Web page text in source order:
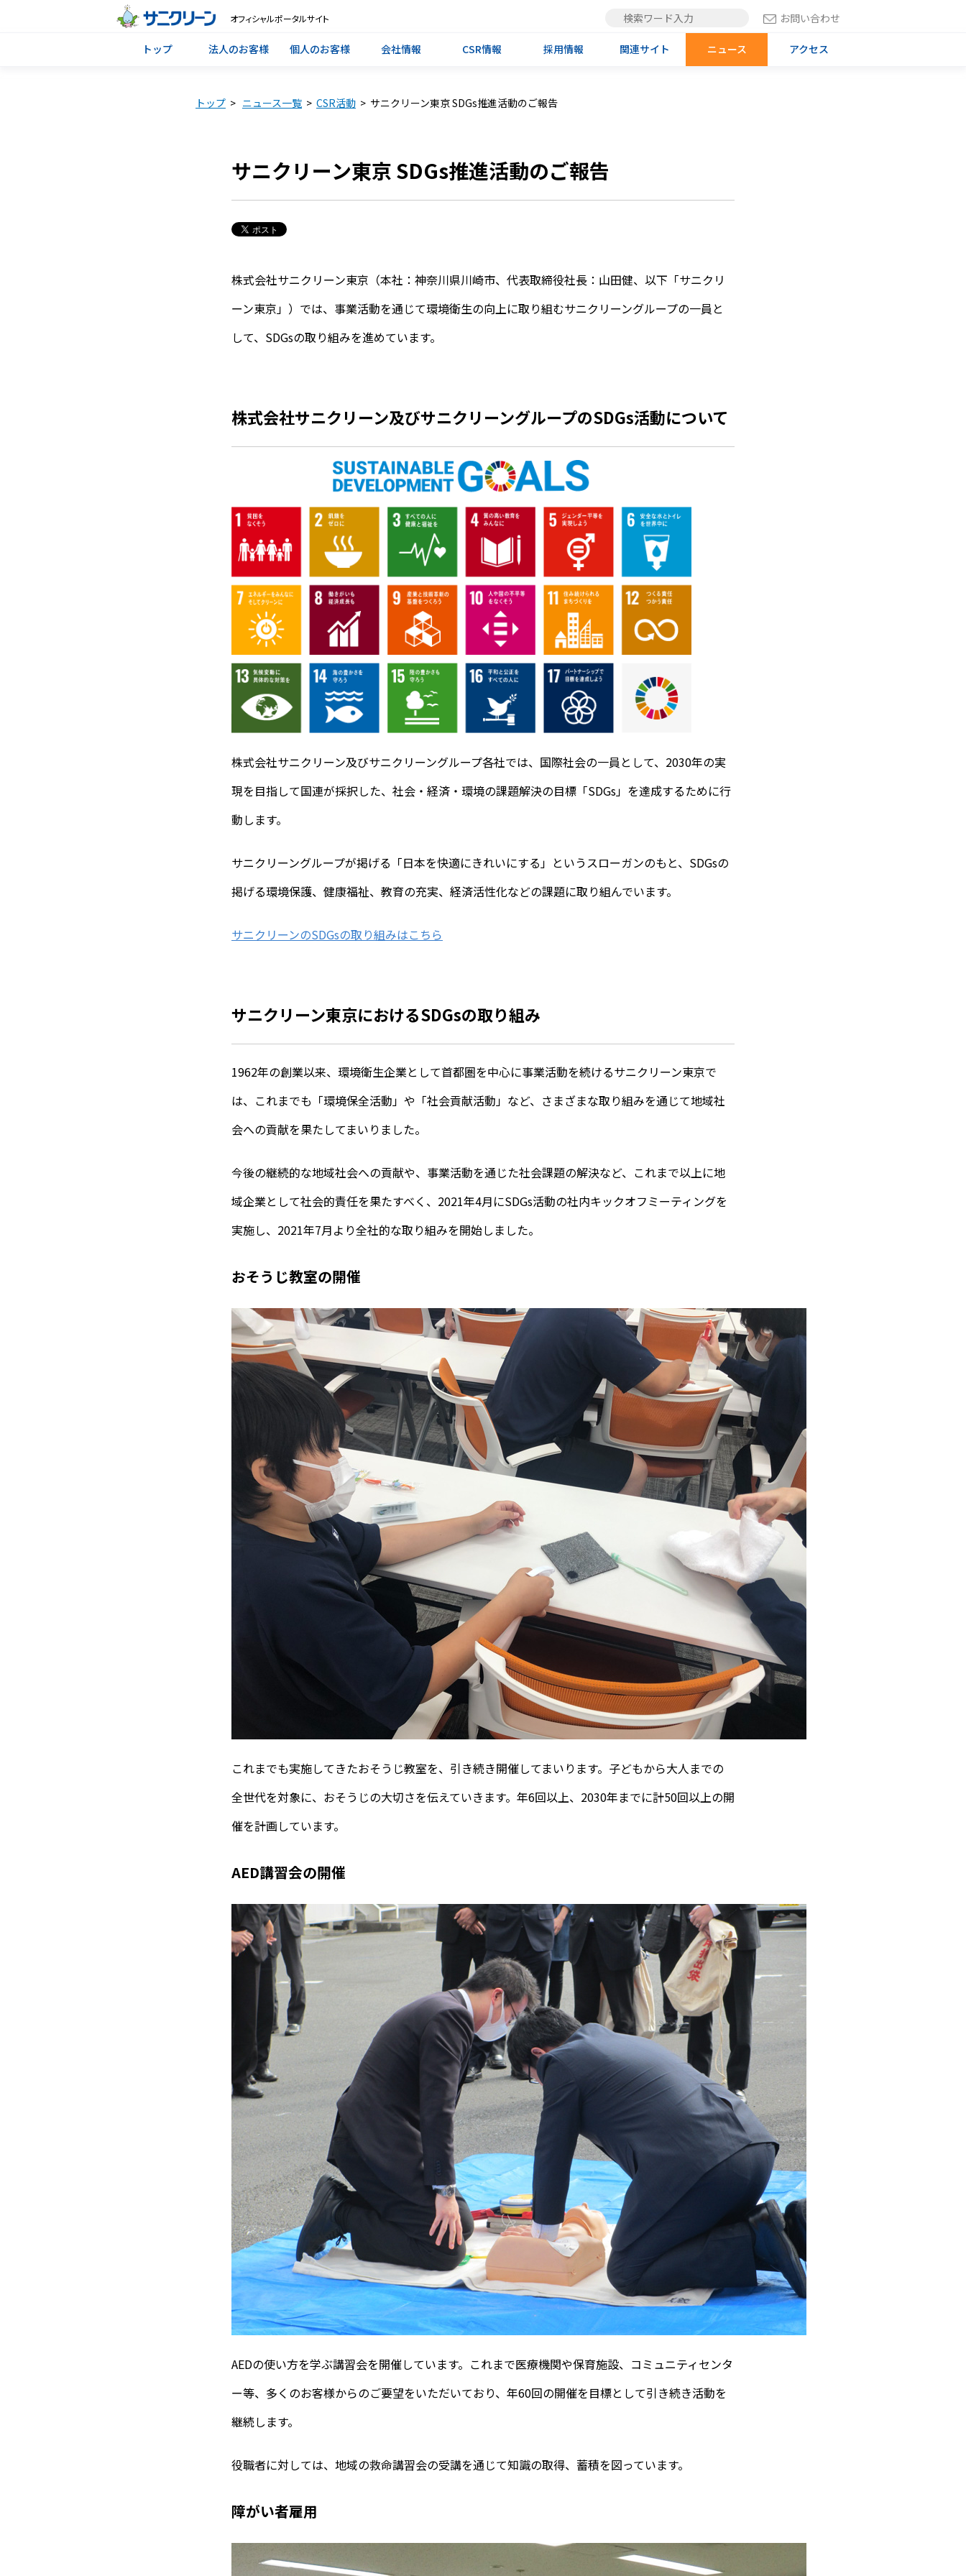
オフィシャルポータルサイト お問い合わせ
トップ 法人のお客様 個人のお客様 会社情報 CSR情報 採用情報 関連サイト ニュース アクセス
トップ > ニュース一覧 > CSR活動 > サニクリーン東京 SDGs推進活動のご報告
サニクリーン東京 SDGs推進活動のご報告
株式会社サニクリーン東京（本社：神奈川県川崎市、代表取締役社長：山田健、以下「サニクリ
ーン東京」）では、事業活動を通じて環境衛生の向上に取り組むサニクリーングループの一員と
して、SDGsの取り組みを進めています。
株式会社サニクリーン及びサニクリーングループのSDGs活動について
株式会社サニクリーン及びサニクリーングループ各社では、国際社会の一員として、2030年の実
現を目指して国連が採択した、社会・経済・環境の課題解決の目標「SDGs」を達成するために行
動します。
サニクリーングループが掲げる「日本を快適にきれいにする」というスローガンのもと、SDGsの
掲げる環境保護、健康福祉、教育の充実、経済活性化などの課題に取り組んでいます。
サニクリーンのSDGsの取り組みはこちら
サニクリーン東京におけるSDGsの取り組み
1962年の創業以来、環境衛生企業として首都圏を中心に事業活動を続けるサニクリーン東京で
は、これまでも「環境保全活動」や「社会貢献活動」など、さまざまな取り組みを通じて地域社
会への貢献を果たしてまいりました。
今後の継続的な地域社会への貢献や、事業活動を通じた社会課題の解決など、これまで以上に地
域企業として社会的責任を果たすべく、2021年4月にSDGs活動の社内キックオフミーティングを
実施し、2021年7月より全社的な取り組みを開始しました。
おそうじ教室の開催
これまでも実施してきたおそうじ教室を、引き続き開催してまいります。子どもから大人までの
全世代を対象に、おそうじの大切さを伝えていきます。年6回以上、2030年までに計50回以上の開
催を計画しています。
AED講習会の開催
AEDの使い方を学ぶ講習会を開催しています。これまで医療機関や保育施設、コミュニティセンタ
ー等、多くのお客様からのご要望をいただいており、年60回の開催を目標として引き続き活動を
継続します。
役職者に対しては、地域の救命講習会の受講を通じて知識の取得、蓄積を図っています。
障がい者雇用